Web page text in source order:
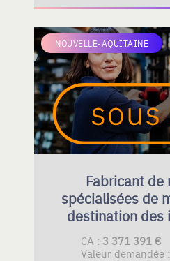
NOUVELLE-AQUITAINE
Fabricant de
spécialisées de
destination des
du BTP
CA : 3 371 391 €
Valeur demandée :